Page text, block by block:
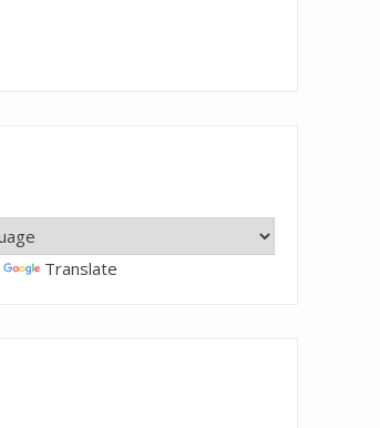
Translate